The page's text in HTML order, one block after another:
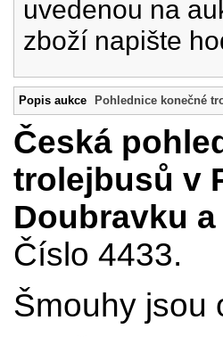
uvedenou na
zboží napište
Popis aukce Pohlednice konečné
Česká
trolejbusů v
Doubravku
Číslo 4433.
Šmouhy jsou